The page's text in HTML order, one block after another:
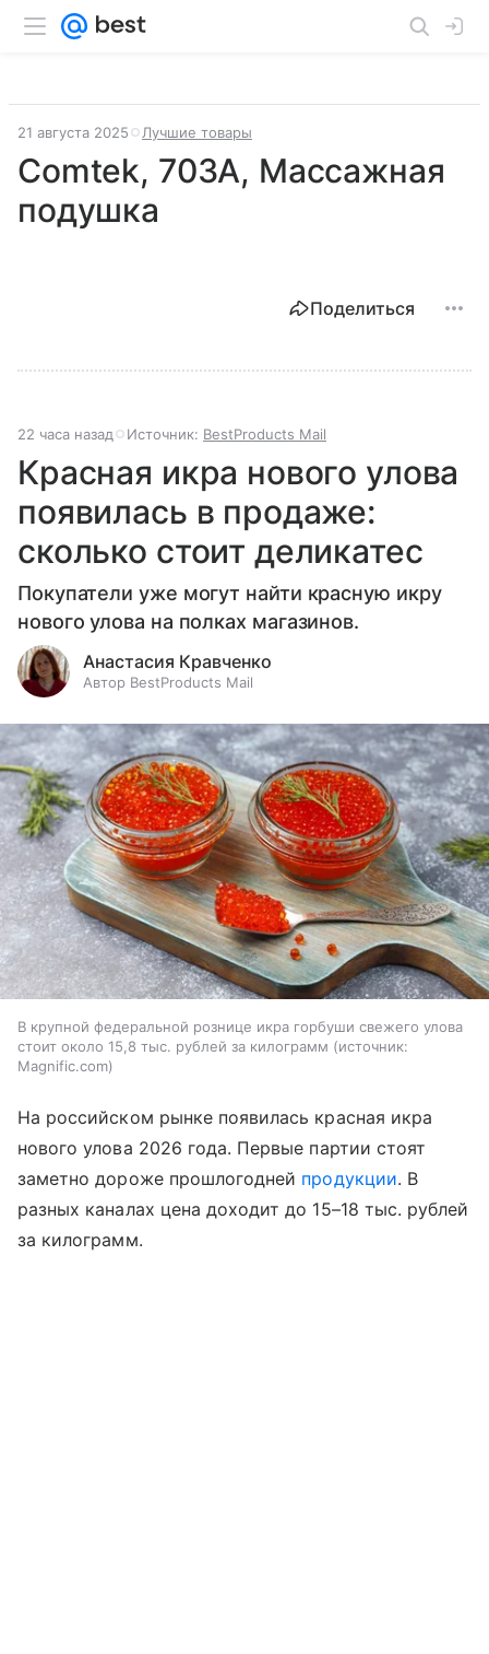
21 августа 2025 Лучшие товары
Comtek, 703A, Массажная
подушка
Поделиться
22 часа назад Источник: BestProducts Mail
Красная икра нового улова
появилась в продаже:
сколько стоит деликатес
Покупатели уже могут найти красную икру
нового улова на полках магазинов.
Анастасия Кравченко
Автор BestProducts Mail
В крупной федеральной рознице икра горбуши свежего улова
стоит около 15,8 тыс. рублей за килограмм
источник:
Magnific.com
На российском рынке появилась красная икра
нового улова 2026 года. Первые партии стоят
заметно дороже прошлогодней продукции. В
разных каналах цена доходит до 15–18 тыс. рублей
за килограмм.